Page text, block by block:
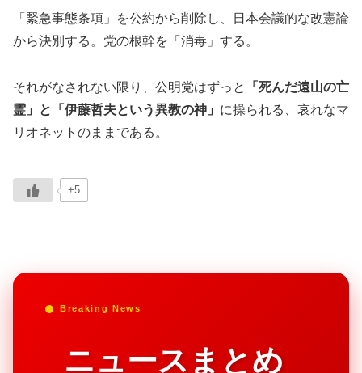
「緊急事態条項」を公約から削除し、日本会議的な改憲論
から決別する。党の根幹を「消毒」する。
それがなされない限り、公明党はずっと
「死んだ遠山の亡
霊」と「伊藤哲夫という異教の神」 に操られる、哀れなマ
リオネットのままである。
+5
Breaking News
ニュースまとめ